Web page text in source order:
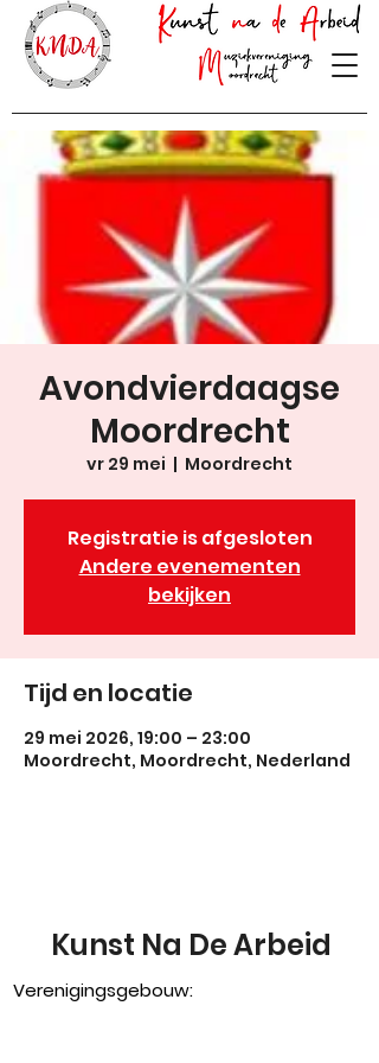
Avondvierdaagse
Moordrecht
vr 29 mei
  |
Moordrecht
Registratie is afgesloten
Andere evenementen
bekijken
Tijd en locatie
29 mei 2026, 19:00 – 23:00
Moordrecht, Moordrecht, Nederland
Kunst Na De Arbeid
Verenigingsgebouw: